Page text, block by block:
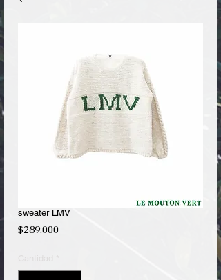
sweater LMV
$289.000